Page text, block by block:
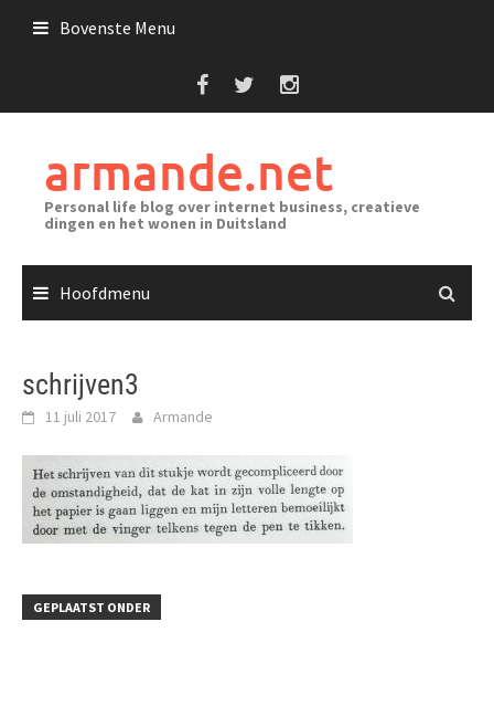
Bovenste Menu
armande.net
Personal life blog over internet business, creatieve
dingen en het wonen in Duitsland
Hoofdmenu
schrijven3
11 juli 2017 Armande
GEPLAATST ONDER